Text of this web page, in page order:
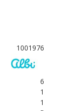
1001976
6
1
1